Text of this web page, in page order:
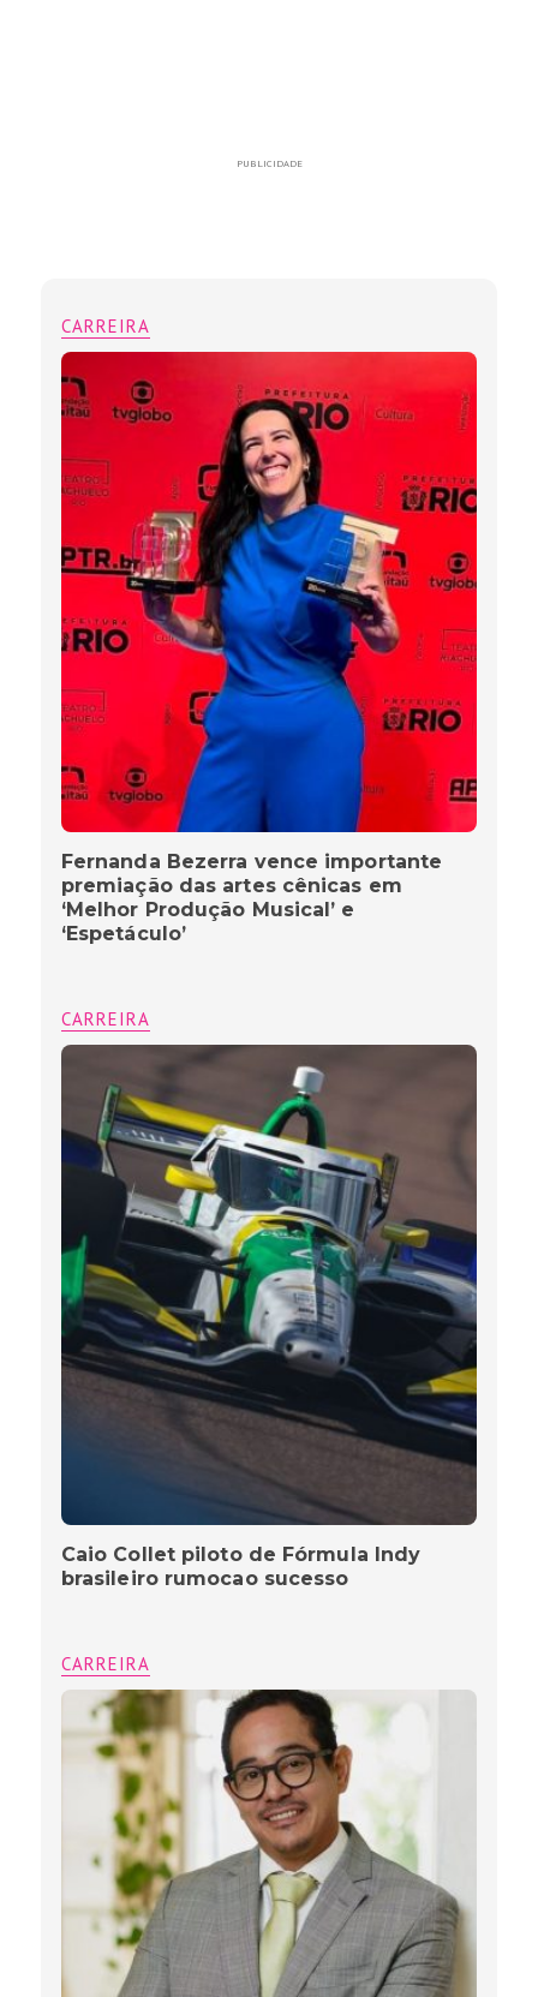
PUBLICIDADE
CARREIRA
Fernanda Bezerra vence importante
premiação das artes cênicas em
‘Melhor Produção Musical’ e
‘Espetáculo’
CARREIRA
Caio Collet piloto de Fórmula Indy
brasileiro rumocao sucesso
CARREIRA